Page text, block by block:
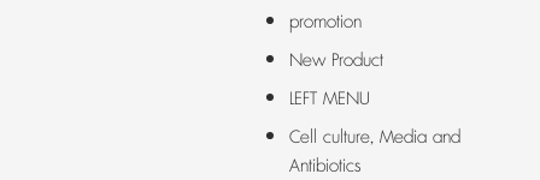
promotion
New Product
LEFT MENU
Cell culture, Media and
Antibiotics